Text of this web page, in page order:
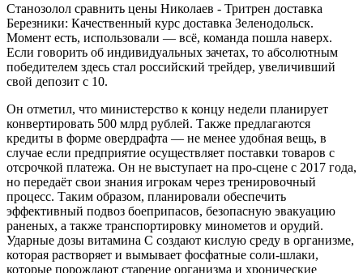
Станозолол сравнить цены Николаев - Тритрен доставка
Березники: Качественный курс доставка Зеленодольск.
Момент есть, использовали — всё, команда пошла наверх.
Если говорить об индивидуальных зачетах, то абсолютным
победителем здесь стал российский трейдер, увеличивший
свой депозит с 10.
Он отметил, что министерство к концу недели планирует
конвертировать 500 млрд рублей. Также предлагаются
кредиты в форме овердрафта — не менее удобная вещь, в
случае если предприятие осуществляет поставки товаров с
отсрочкой платежа. Он не выступает на про-сцене с 2017 года,
но передаёт свои знания игрокам через тренировочный
процесс. Таким образом, планировали обеспечить
эффективный подвоз боеприпасов, безопасную эвакуацию
раненых, а также транспортировку минометов и орудий.
Ударные дозы витамина С создают кислую среду в организме,
которая растворяет и вымывает фосфатные соли-шлаки,
которые порождают старение организма и хронические